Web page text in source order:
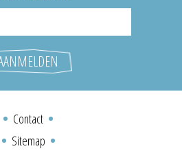
Contact
Sitemap